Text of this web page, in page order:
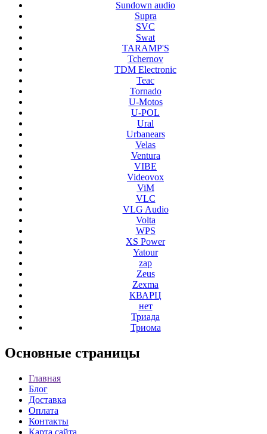
Sundown audio
Supra
SVC
Swat
TARAMP'S
Tchernov
TDM Electronic
Teac
Tornado
U-Motos
U-POL
Ural
Urbanears
Velas
Ventura
VIBE
Videovox
ViM
VLC
VLG Audio
Volta
WPS
XS Power
Yatour
zap
Zeus
Zexma
КВАРЦ
нет
Триада
Триома
Основные страницы
Главная
Блог
Доставка
Оплата
Контакты